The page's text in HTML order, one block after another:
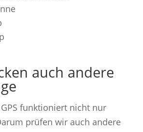
auch andere
funktioniert nicht nur
prüfen wir auch andere